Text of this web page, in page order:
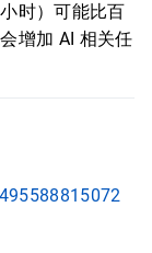
时）可能比百
增加 AI 相关任